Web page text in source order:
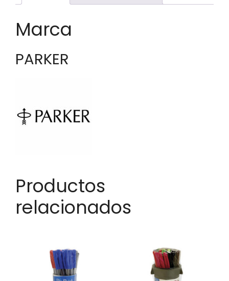
Marca
PARKER
Productos
relacionados